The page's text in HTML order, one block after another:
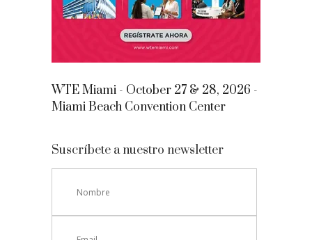
WTE Miami - October 27 & 28, 2026 -
Miami Beach Convention Center
Suscríbete a nuestro newsletter